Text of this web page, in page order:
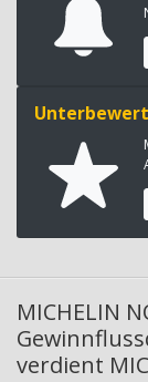
MICHELIN
verdient